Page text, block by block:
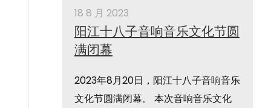
18 8 月 2023
阳江十八子音响音乐文化节圆
满闭幕
2023年8月20日，阳江十八子音响音乐
文化节圆满闭幕。 本次音响音乐文化